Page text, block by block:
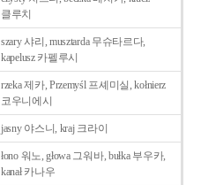
클루치
szary 샤리, musztarda 무슈타르다,
kapelusz 카펠루시
rzeka 제카, Przemyśl 프셰미실, kołnierz
코우니에시
jasny 야스니, kraj 크라이
łono 워노, głowa 그워바, bułka 부우카,
kanał 카나우